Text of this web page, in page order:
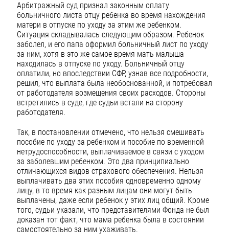
Арбитражный суд признал законным оплату
больничного листа отцу ребенка во время нахождения
матери в отпуске по уходу за этим же ребенком.
Ситуация складывалась следующим образом. Ребенок
заболел, и его папа оформил больничный лист по уходу
за ним, хотя в это же самое время мать малыша
находилась в отпуске по уходу. Больничный отцу
оплатили, но впоследствии СФР, узнав все подробности,
решил, что выплата была необоснованной, и потребовал
от работодателя возмещения своих расходов. Стороны
встретились в суде, где судьи встали на сторону
работодателя.
Так, в постановлении отмечено, что нельзя смешивать
пособие по уходу за ребенком и пособие по временной
нетрудоспособности, выплачиваемое в связи с уходом
за заболевшим ребенком. Это два принципиально
отличающихся видов страхового обеспечения. Нельзя
выплачивать два этих пособия одновременно одному
лицу, в то время как разным лицам они могут быть
выплачены, даже если ребенок у этих лиц общий. Кроме
того, судьи указали, что представителями Фонда не был
доказан тот факт, что мама ребенка была в состоянии
самостоятельно за ним ухаживать.